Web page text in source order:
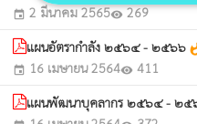
event 2 มีนาคม 2565visibility269
แผนอัตรากำลัง ๒๕๖๔ - ๒๕๖๖
event 16 เมษายน 2564visibility 411
แผนพัฒนาบุคลากร ๒๕๖๔ - ๒๕